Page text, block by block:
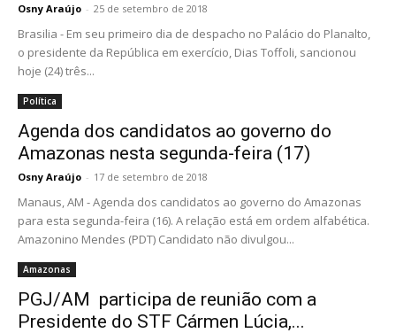
Osny Araújo - 25 de setembro de 2018
Brasilia - Em seu primeiro dia de despacho no Palácio do Planalto,
o presidente da República em exercício, Dias Toffoli, sancionou
hoje (24) três...
Política
Agenda dos candidatos ao governo do
Amazonas nesta segunda-feira (17)
Osny Araújo - 17 de setembro de 2018
Manaus, AM - Agenda dos candidatos ao governo do Amazonas
para esta segunda-feira (16). A relação está em ordem alfabética.
Amazonino Mendes (PDT) Candidato não divulgou...
Amazonas
PGJ/AM participa de reunião com a
Presidente do STF Cármen Lúcia,...